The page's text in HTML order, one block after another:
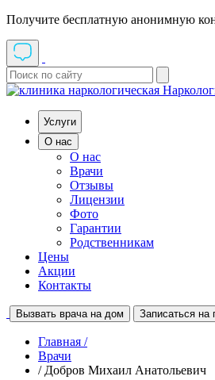
Получите бесплатную анонимную
Услуги
О нас
О нас
Врачи
Отзывы
Лицензии
Фото
Гарантии
Родственникам
Цены
Акции
Контакты
Вызвать врача на дом Записаться на
Главная /
Врачи
/ Добров Михаил Анатольевич